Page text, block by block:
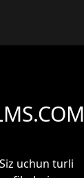
uchun turli